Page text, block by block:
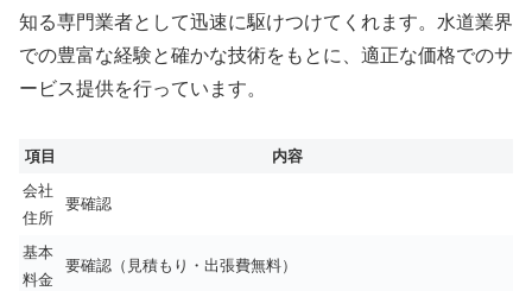
知る専門業者として迅速に駆けつけてくれます。水道業界
での豊富な経験と確かな技術をもとに、適正な価格でのサ
ービス提供を行っています。
項目
内容
会社
住所
要確認
基本
料金
要確認（見積もり・出張費無料）